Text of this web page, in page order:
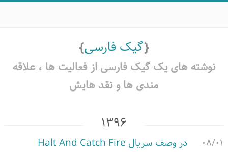
گیک فارسی
نوشته های یک گیک فارسی از فعالیت ها ،‌ علاقه
مندی ها و نقد هایش
۱۳۹۶
۰۸/۰۱ در وصف سریال Halt And Catch Fire